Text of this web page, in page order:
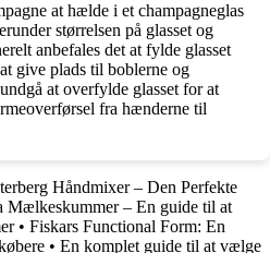
at hælde i et champagneglas
størrelsen på glasset og
anbefales det at fylde glasset
give plads til boblerne og
at overfylde glasset for at
fra hænderne til
Håndmixer – Den Perfekte
Mælkeskummer – En guide til at
• Fiskars Functional Form: En
• En komplet guide til at vælge